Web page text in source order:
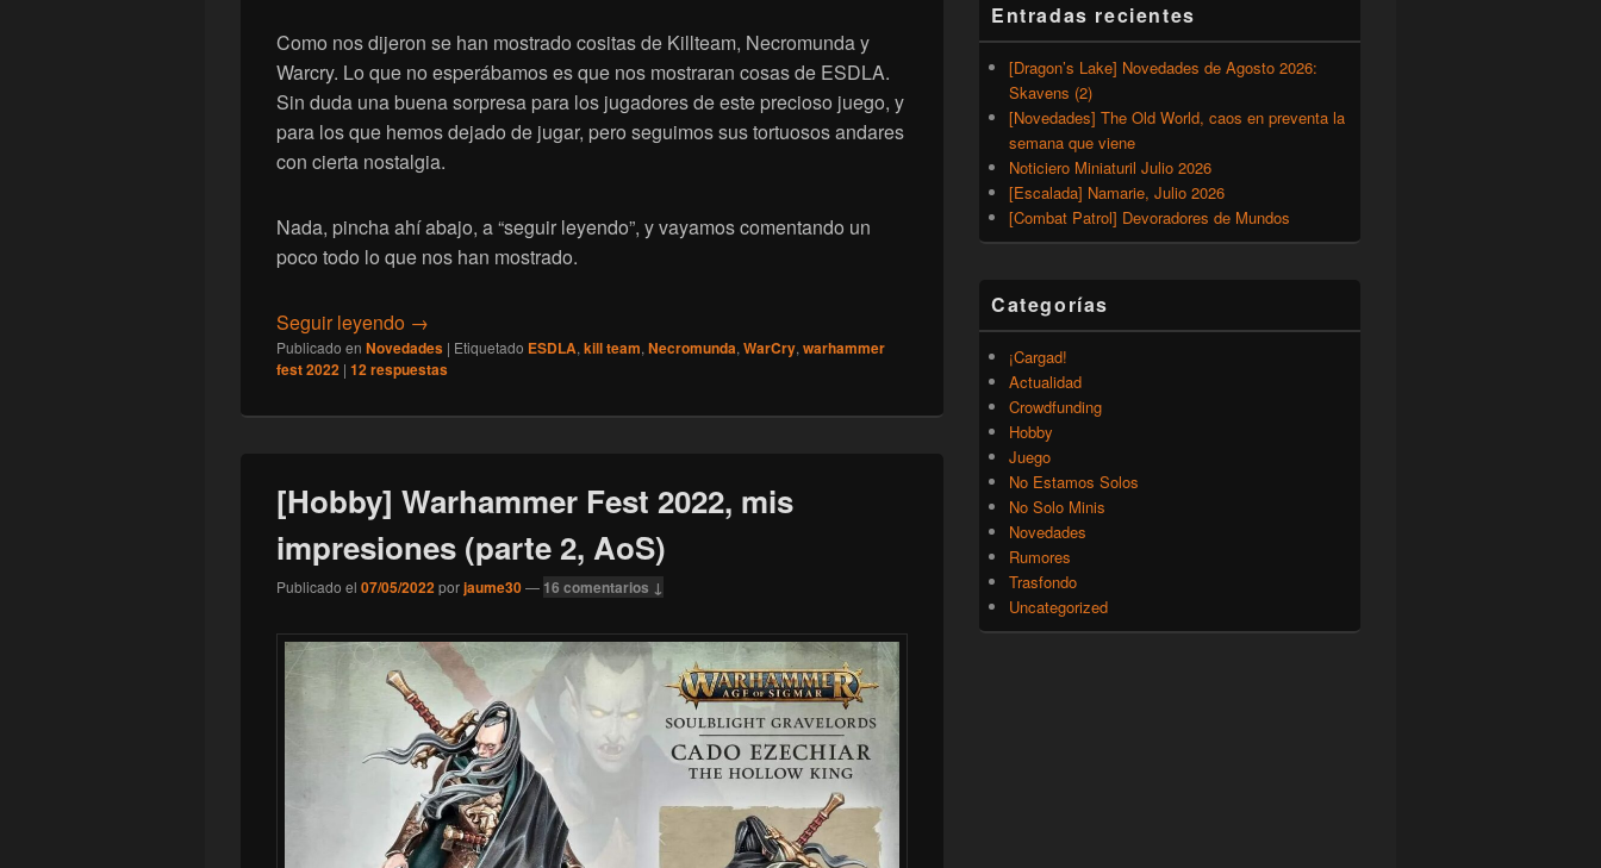
Como nos dijeron se han mostrado cositas de Killteam, Necromunda y
Warcry. Lo que no esperábamos es que nos mostraran cosas de ESDLA.
Sin duda una buena sorpresa para los jugadores de este precioso juego, y
para los que hemos dejado de jugar, pero seguimos sus tortuosos andares
con cierta nostalgia.
Nada, pincha ahí abajo, a “seguir leyendo”, y vayamos comentando un
poco todo lo que nos han mostrado.
Seguir leyendo [Hobby] Warhammer Fest 2022, mis impresiones (parte 3, ESDLA, Necromunda, Kill Team y Warcry)
→
Publicado en Novedades | Etiquetado ESDLA, kill team, Necromunda, WarCry, warhammer
fest 2022 | 12respuestas
[Hobby] Warhammer Fest 2022, mis
impresiones (parte 2, AoS)
Publicado el 07/05/2022porjaume30— 16 comentarios ↓
Entradas recientes
[Dragon’s Lake] Novedades de Agosto 2026:
Skavens (2)
[Novedades] The Old World, caos en preventa la
semana que viene
Noticiero Miniaturil Julio 2026
[Escalada] Namarie, Julio 2026
[Combat Patrol] Devoradores de Mundos
Categorías
¡Cargad!
Actualidad
Crowdfunding
Hobby
Juego
No Estamos Solos
No Solo Minis
Novedades
Rumores
Trasfondo
Uncategorized